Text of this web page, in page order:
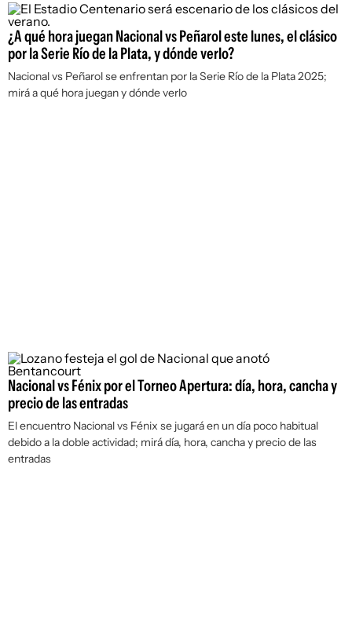
¿A qué hora juegan Nacional vs Peñarol este lunes, el clásico
por la Serie Río de la Plata, y dónde verlo?
Nacional vs Peñarol se enfrentan por la Serie Río de la Plata 2025;
mirá a qué hora juegan y dónde verlo
Nacional vs Fénix por el Torneo Apertura: día, hora, cancha y
precio de las entradas
El encuentro Nacional vs Fénix se jugará en un día poco habitual
debido a la doble actividad; mirá día, hora, cancha y precio de las
entradas